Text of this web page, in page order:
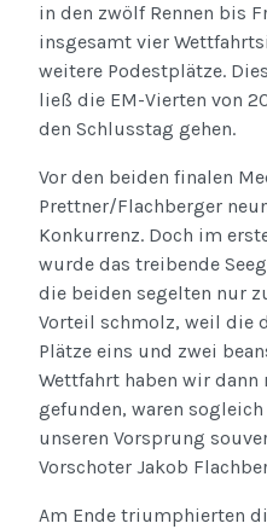
in den zwölf Rennen bis
insgesamt vier
weitere Podestplätze.
ließ die EM-Vierten von
den Schlusstag gehen.
Vor den beiden finalen
Prettner/Flachberger
Konkurrenz. Doch im
wurde das treibende
die beiden segelten nur
Vorteil schmolz, weil die
Plätze eins und zwei
Wettfahrt haben wir dann
gefunden, waren
unseren Vorsprung
Vorschoter Jakob
Am Ende triumphierten